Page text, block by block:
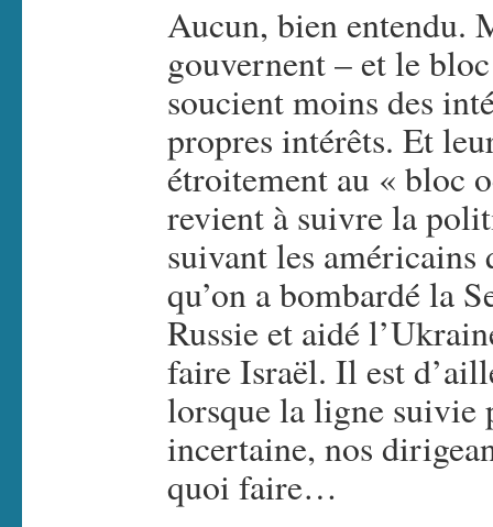
Aucun, bien entendu.
gouvernent – et le
soucient moins des
propres intérêts. Et
étroitement au « bloc
revient à suivre la
suivant les américains
qu’on a bombardé la
Russie et aidé
faire Israël. Il est
lorsque la ligne suivie
incertaine, nos
quoi faire…